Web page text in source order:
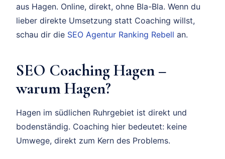
aus Hagen. Online, direkt, ohne Bla-Bla. Wenn du
lieber direkte Umsetzung statt Coaching willst,
schau dir die SEO Agentur Ranking Rebell an.
SEO Coaching Hagen –
warum Hagen?
Hagen im südlichen Ruhrgebiet ist direkt und
bodenständig. Coaching hier bedeutet: keine
Umwege, direkt zum Kern des Problems.